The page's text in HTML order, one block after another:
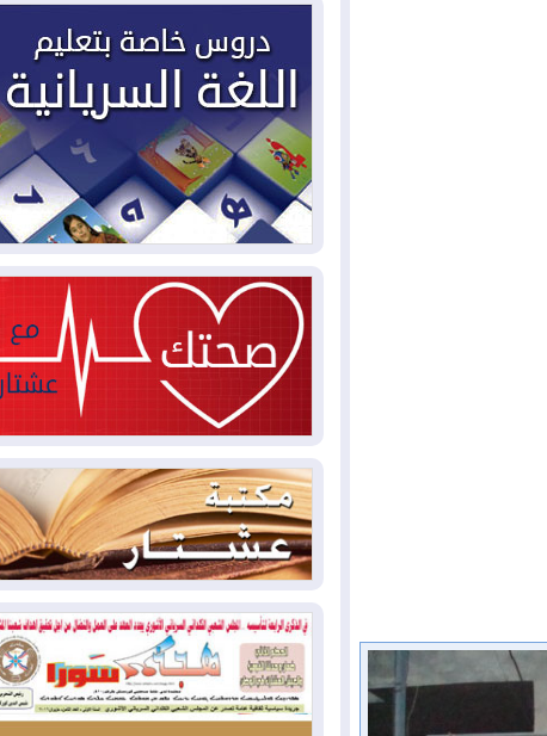
2026-08-03العراق يؤكد مجدداً التزامه
بمنع الهجمات على الدول المجاورة
2026-08-03العجز والاقتراض يطوقان
المالية العراقية.. اقتراض يتجاوز 3 تريليونات
دينار!
2026-08-03كوبا تغرق في الظلام مجددا
2026-08-03
أوامر بإجلاء 60 ألف شخص
بسبب الحرائق في ولاية واشنطن
2026-08-02
مشروع "حسابي" يُمهل
الموظفين حتى نهاية أغسطس لاستلام
بطاقاتهم المصرفية
2026-08-02دمشق وعمّان تحذران بغداد:
أي هجوم من أراضي العراق سيواجه برد
2026-08-02ترامب: الولايات المتحدة
وإسرائيل تعلقان شن ضربات على إيران
2026-08-01تقرير: الولايات المتحدة تسحب
منظومة باتريوت الدفاعية من أربيل